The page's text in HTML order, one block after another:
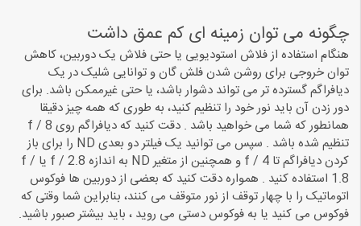
چگونه می توان زمینه ای کم عمق داشت
هنگام استفاده از فلاش استودیویی یا حتی فلاش یک دوربین، کاهش
توان خروجی برای روشن شدن فلش گان و توانایی شلیک در یک
دیافراگم گسترده تر می تواند دشوار باشد، یا حتی غیرممکن باشد. برای
دور زدن آن باید نور خود را تنظیم کنید، به طوری که همه چیز دقیقا
همانطور که شما می خواهید باشد . دقت کنید که دیافراگم روی f / 8
تنظیم شده باشد . سپس می توانید یک فیلتر دو بعدی ND را برای باز
کردن دیافراگم تا f / 4 و همچنین از متغیر ND به اندازه f / 2.8 یا f /
1.8 استفاده کنید . همواره دقت کنید که بعضی از دوربین ها فوکوس
اتوماتیک را با چهار توقف از نور متوقف می کنند، بنابراین شما وقتی که
فوکوس می کنید یا به فوکوس دستی می روید ، باید بیشتر صبور باشید.